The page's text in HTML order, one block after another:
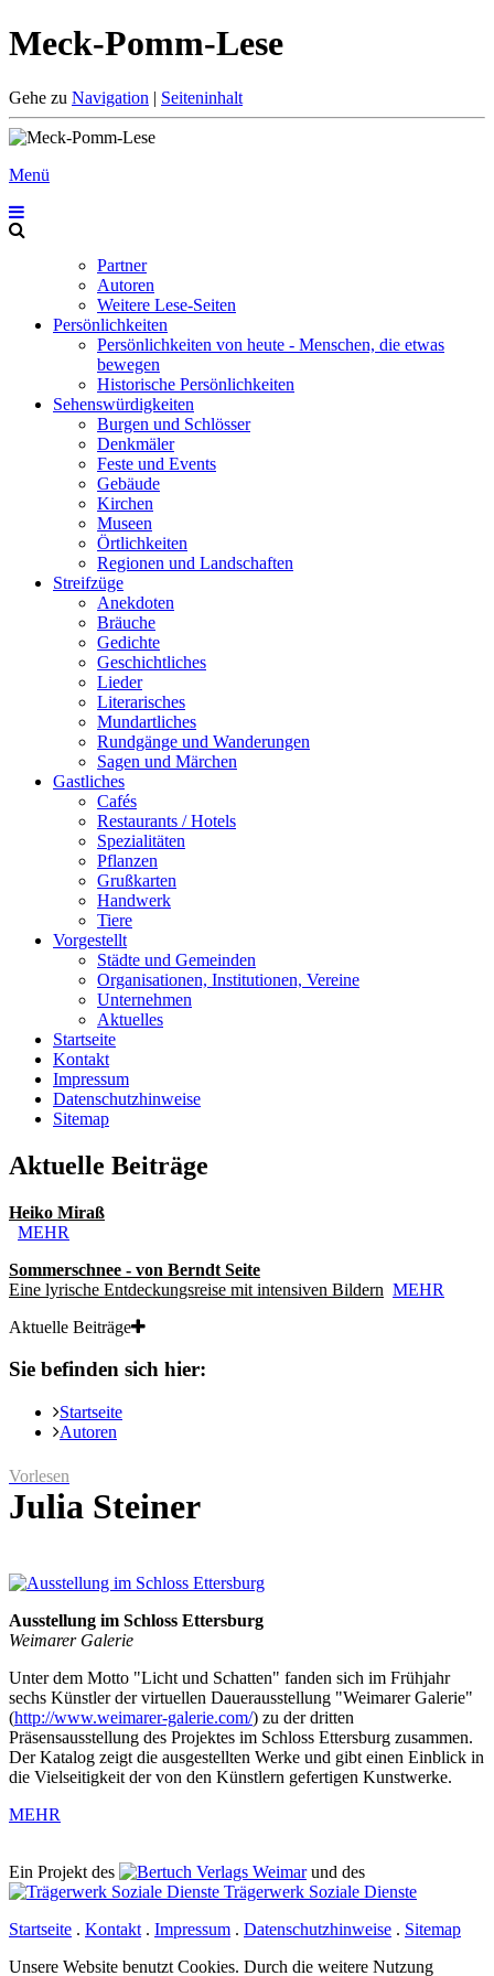
Meck-Pomm-Lese
Gehe zu Navigation | Seiteninhalt
Menü
Partner
Autoren
Weitere Lese-Seiten
Persönlichkeiten
Persönlichkeiten von heute - Menschen, die etwas
bewegen
Historische Persönlichkeiten
Sehenswürdigkeiten
Burgen und Schlösser
Denkmäler
Feste und Events
Gebäude
Kirchen
Museen
Örtlichkeiten
Regionen und Landschaften
Streifzüge
Anekdoten
Bräuche
Gedichte
Geschichtliches
Lieder
Literarisches
Mundartliches
Rundgänge und Wanderungen
Sagen und Märchen
Gastliches
Cafés
Restaurants / Hotels
Spezialitäten
Pflanzen
Grußkarten
Handwerk
Tiere
Vorgestellt
Städte und Gemeinden
Organisationen, Institutionen, Vereine
Unternehmen
Aktuelles
Startseite
Kontakt
Impressum
Datenschutzhinweise
Sitemap
Aktuelle Beiträge
Heiko Miraß
MEHR
Sommerschnee - von Berndt Seite
Eine lyrische Entdeckungsreise mit intensiven Bildern MEHR
Aktuelle Beiträge
Sie befinden sich hier:
Startseite
Autoren
Vorlesen
Julia Steiner
Ausstellung im Schloss Ettersburg
Weimarer Galerie
Unter dem Motto "Licht und Schatten" fanden sich im Frühjahr
sechs Künstler der virtuellen Dauerausstellung "Weimarer Galerie"
(http://www.weimarer-galerie.com/) zu der dritten
Präsensausstellung des Projektes im Schloss Ettersburg zusammen.
Der Katalog zeigt die ausgestellten Werke und gibt einen Einblick in
die Vielseitigkeit der von den Künstlern gefertigen Kunstwerke.
MEHR
Ein Projekt des Verlags Weimarund des
Trägerwerk Soziale Dienste
Startseite . Kontakt . Impressum . Datenschutzhinweise . Sitemap
Unsere Website benutzt Cookies. Durch die weitere Nutzung